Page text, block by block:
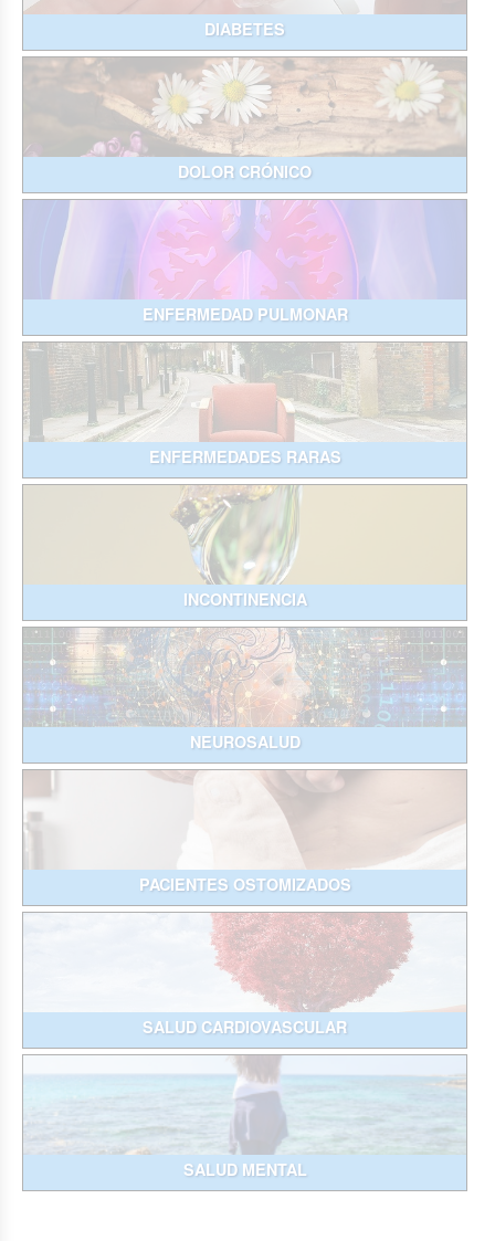
DIABETES
DOLOR CRÓNICO
ENFERMEDAD PULMONAR
ENFERMEDADES RARAS
INCONTINENCIA
NEUROSALUD
PACIENTES OSTOMIZADOS
SALUD CARDIOVASCULAR
SALUD MENTAL